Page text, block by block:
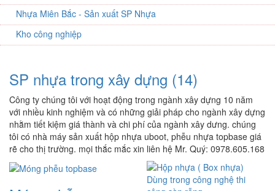
Nhựa Miên Bắc - Sản xuất SP Nhựa
Kho công nghiệp
SP nhựa trong xây dựng (14)
Công ty chúng tôi với hoạt động trong ngành xây dựng 10 năm
với nhiều kinh nghiệm và có những giải pháp cho ngành xây dựng
nhằm tiết kiệm giá thành và chi phí của ngành xây dưng. chúng
tôi có nhà máy sản xuất hộp nhựa uboot, phễu nhựa topbase giá
rẽ cho thị trường. mọi thắc mắc xin liên hệ Mr. Quý: 0978.605.168